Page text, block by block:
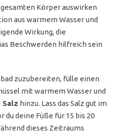
Körper auswirken
aus warmem Wasser und
Wirkung, die
Beschwerden hilfreich sein
zuzubereiten, fülle einen
mit warmem Wasser und
Salz hinzu. Lass das Salz gut im
du deine Füße für 15 bis 20
dieses Zeitraums